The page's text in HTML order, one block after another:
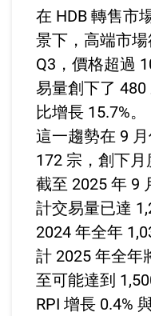
在 HDB 轉售市
景下，高端市
Q3，價格超過
易量創下了
比增長 15.7%。
這一趨勢在 9
172 宗，創下月
截至 2025 年 9
計交易量已達
2024 年全年
計 2025 年全年
至可能達到
RPI 增長 0.4%